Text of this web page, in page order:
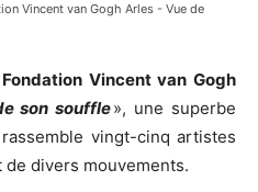
Vincent van Gogh Arles - Vue de
Fondation Vincent van Gogh
son souffle», une superbe
vingt-cinq artistes
divers mouvements.